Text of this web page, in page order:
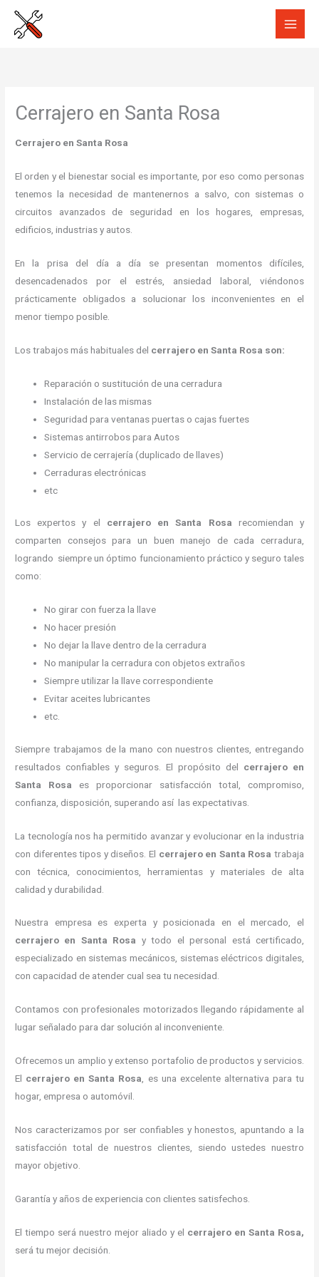
Cerrajero en Santa Rosa
Cerrajero en Santa Rosa
El orden y el bienestar social es importante, por eso como personas
tenemos la necesidad de mantenernos a salvo, con sistemas o
circuitos avanzados de seguridad en los hogares, empresas,
edificios, industrias y autos.
En la prisa del día a día se presentan momentos difíciles,
desencadenados por el estrés, ansiedad laboral, viéndonos
prácticamente obligados a solucionar los inconvenientes en el
menor tiempo posible.
Los trabajos más habituales del cerrajero en Santa Rosa son:
Reparación o sustitución de una cerradura
Instalación de las mismas
Seguridad para ventanas puertas o cajas fuertes
Sistemas antirrobos para Autos
Servicio de cerrajería (duplicado de llaves)
Cerraduras electrónicas
etc
Los expertos y el cerrajero en Santa Rosa
recomiendan y
comparten consejos para un buen manejo de cada cerradura,
logrando siempre un óptimo funcionamiento práctico y seguro tales
como:
No girar con fuerza la llave
No hacer presión
No dejar la llave dentro de la cerradura
No manipular la cerradura con objetos extraños
Siempre utilizar la llave correspondiente
Evitar aceites lubricantes
etc.
Siempre trabajamos de la mano con nuestros clientes, entregando
resultados confiables y seguros. El propósito del cerrajero en
Santa Rosa es proporcionar satisfacción total, compromiso,
confianza, disposición, superando así las expectativas.
La tecnología nos ha permitido avanzar y evolucionar en la industria
con diferentes tipos y diseños. El cerrajero en Santa Rosa trabaja
con técnica, conocimientos, herramientas y materiales de alta
calidad y durabilidad.
Nuestra empresa es experta y posicionada en el mercado, el
cerrajero en Santa Rosa y todo el personal está certificado,
especializado en sistemas mecánicos, sistemas eléctricos digitales,
con capacidad de atender cual sea tu necesidad.
Contamos con profesionales motorizados llegando rápidamente al
lugar señalado para dar solución al inconveniente.
Ofrecemos un amplio y extenso portafolio de productos y servicios.
El cerrajero en Santa Rosa , es una excelente alternativa para tu
hogar, empresa o automóvil.
Nos caracterizamos por ser confiables y honestos, apuntando a la
satisfacción total de nuestros clientes, siendo ustedes nuestro
mayor objetivo.
Garantía y años de experiencia con clientes satisfechos.
El tiempo será nuestro mejor aliado y el cerrajero en Santa Rosa,
será tu mejor decisión.